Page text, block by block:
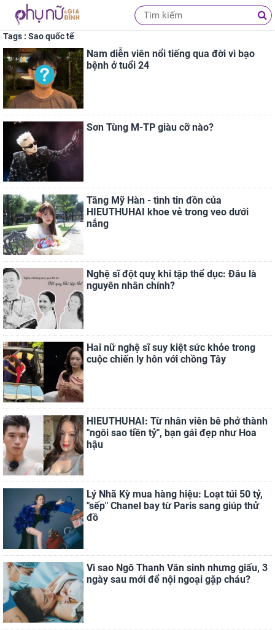
Tags : Sao quốc tế
Nam diễn viên nổi tiếng qua đời vì bạo
bệnh ở tuổi 24
Sơn Tùng M-TP giàu cỡ nào?
Tăng Mỹ Hàn - tình tin đồn của
HIEUTHUHAI khoe vẻ trong veo dưới
nắng
Nghệ sĩ đột quỵ khi tập thể dục: Đâu là
nguyên nhân chính?
Hai nữ nghệ sĩ suy kiệt sức khỏe trong
cuộc chiến ly hôn với chồng Tây
HIEUTHUHAI: Từ nhân viên bê phở thành
"ngôi sao tiền tỷ", bạn gái đẹp như Hoa
hậu
Lý Nhã Kỳ mua hàng hiệu: Loạt túi 50 tỷ,
"sếp" Chanel bay từ Paris sang giúp thử
đồ
Vì sao Ngô Thanh Vân sinh nhưng giấu, 3
ngày sau mới để nội ngoại gặp cháu?